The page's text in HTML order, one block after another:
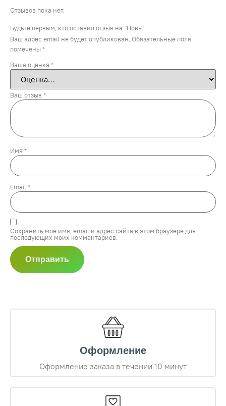
Отзывов пока нет.
Будьте первым, кто оставил отзыв на “Новь”
Ваш адрес email не будет опубликован. Обязательные поля
помечены *
Ваша оценка *
Ваш отзыв *
Имя *
Email *
Сохранить моё имя, email и адрес сайта в этом браузере для
последующих моих комментариев.
Оформление
Оформление заказа в течении 10 минут